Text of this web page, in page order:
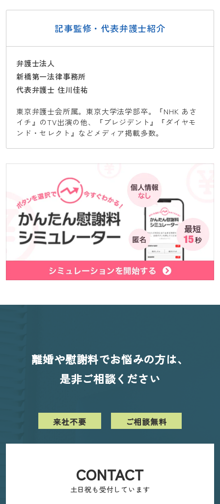
記事監修・代表弁護士紹介
弁護士法人
新橋第一法律事務所
代表弁護士 住川佳祐
東京弁護士会所属。東京大学法学部卒。『NHK あさ
イチ』のTV出演の他、『プレジデント』『ダイヤモ
ンド・セレクト』などメディア掲載多数。
離婚や慰謝料でお悩みの方は、
是非ご相談ください
来社不要 ご相談無料
CONTACT
土日祝も受付しています